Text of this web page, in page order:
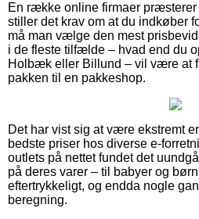
En række online firmaer præsterer
stiller det krav om at du indkøber
må man vælge den mest
i de fleste tilfælde – hvad end du
Holbæk eller Billund – vil være at
pakken til en pakkeshop.
Det har vist sig at være ekstremt
bedste priser hos diverse e-
outlets på nettet fundet det
på deres varer – til babyer og
eftertrykkeligt, og endda nogle
beregning.